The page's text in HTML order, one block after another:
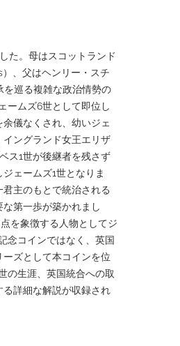
た。母はスコットランド
、父はヘンリー・スチ
巡る複雑な政治情勢の
ームズ6世として即位し
儀なくされ、幼いジェ
ングランド女王エリザ
ス1世が後継者を残さず
ェームズ1世となりま
主のもとで統治される
第一歩が築かれまし
を象徴する人物としてジ
念コインではなく、英国
ズとして本コインを位
の生涯、英国統合への取
詳細な解説が収録され